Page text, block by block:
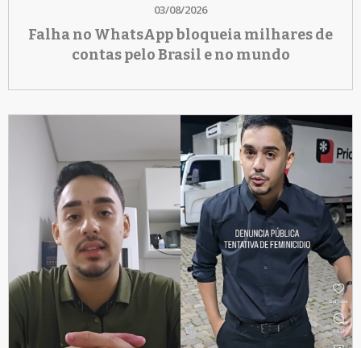
03/08/2026
Falha no WhatsApp bloqueia milhares de
contas pelo Brasil e no mundo